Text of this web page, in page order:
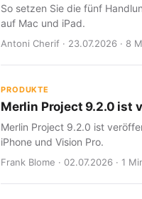
So setzen Sie die fünf
auf Mac und iPad.
Antoni Cherif · 23.07.2026 · 8
PRODUKTE
Merlin Project 9.2.0 ist
Merlin Project 9.2.0 ist
iPhone und Vision Pro.
Frank Blome · 02.07.2026 · 1